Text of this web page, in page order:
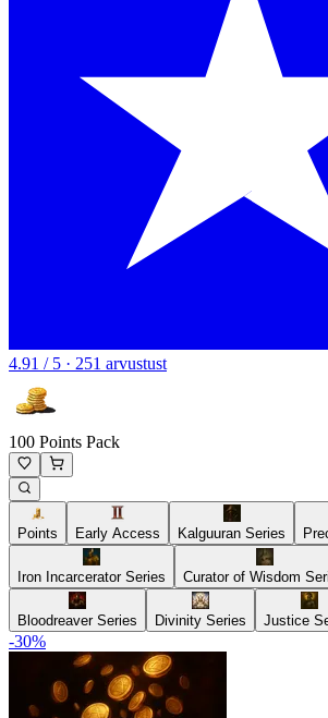
4.91 / 5 · 251 arvustust
100 Points Pack
Points Early Access Kalguuran Series
Iron Incarcerator Series Curator of Wisdom
Bloodreaver Series Divinity Series Justice
-30%